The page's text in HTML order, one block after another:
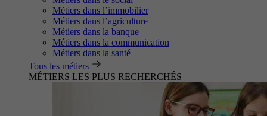
Métiers dans l’immobilier
Métiers dans l’agriculture
Métiers dans la banque
Métiers dans la communication
Métiers dans la santé
Tous les métiers
MÉTIERS LES PLUS RECHERCHÉS